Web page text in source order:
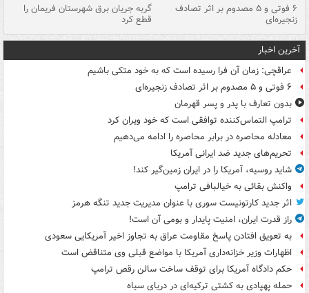
۶ فوتی و ۵ مصدوم بر اثر تصادف
زنجیره‌ای
گربه جریان برق شهرستان فریمان را
قطع کرد
آخرین اخبار
عراقچی: زمان آن فرا رسیده است که به خود متکی باشیم
۶ فوتی و ۵ مصدوم بر اثر تصادف زنجیره‌ای
بدون تعارف با پدر و پسر قهرمان
ترامپ التماس‌کننده توافقی است که خود ویران کرد
معادله محاصره در برابر محاصره را ادامه می‌دهیم
تحریم‌های جدید ضد ایرانی آمریکا
شاید روسیه، آمریکا را در ایران زمین‌گیر کند!
واکنش بقائی به خیالبافی ترامپ
اثر جدید کارتونیست سوری با عنوان مدیریت جدید تنگه هرمز
راز قدرت ایران، امنیت پایدار و بومی آن است!
به تعویق افتادن پاسخ مقاومت عراق به تجاوز اخیر آمریکایی سعودی
اظهارات وزیر خزانه‌داری آمریکا با مواضع قبلی وی متناقض است
حکم دادگاه آمریکا برای توقف ساخت سالن رقص ترامپ
حمله پهپادی به کشتی ترکیه‌ای در دریای سیاه